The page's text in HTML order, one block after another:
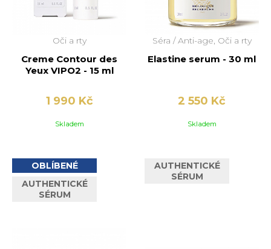
Oči a rty
Creme Contour des
Yeux VIPO2 - 15 ml
1 990 Kč
Skladem
Séra /Anti-age, Oči a rty
Elastine serum - 30 ml
2 550 Kč
Skladem
OBLÍBENÉ
AUTHENTICKÉ
SÉRUM
AUTHENTICKÉ
SÉRUM